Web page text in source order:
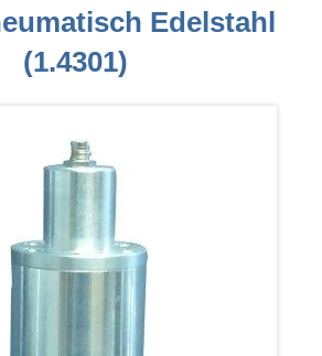
Edelstahl
(1.4301)